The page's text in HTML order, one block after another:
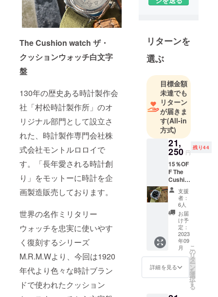
The Cushion watch ザ・
クッションウォッチ白文字
盤
130年の歴史ある時計製作会
社「村松時計製作所」のオ
リジナル部門として設立さ
れた、時計製作専門会社株
式会社モントルロロイで
す。「長年愛される時計創
り」をモットーに時計を企
画製造販売しております。
世界の名作ミリタリー
ウォッチを忠実に使いやす
く復刻するシリーズ
M.R.M.Wより、今回は1920
年代より色々な時計ブラン
ドで使われたクッション
した。長
パレルブラ
手ジュエ
リーブラン
ド様の時計
の製作のお
手伝いをさ
せていただ
いておりま
す。海外進
出を皮切り
自社ブラン
ドKEYFORD
を復刻させ
ていただき
ました。”い
つまでも愛
計”をコンセ
プトに時計
の製作をし
ておりま
リターンを
選ぶ
目標金額
未達でも
リターン
が届きま
す(All-in
方式)
21,
250 円
残り44
15％OF
F The
Cushio
n
Watch
腕時計
黒文字
盤 完成
された
The
Cushio
Watch
黒文字
盤腕時
計x 1個
支援
者：
6人
お届
け予
定：
2023
年09
月
詳細を見る
こ
の
リ
タ
ー
ン
を
選
択
す
る